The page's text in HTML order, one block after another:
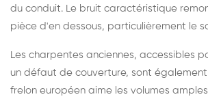
du conduit. Le bruit caractéristique
pièce d'en dessous, particulièrement le
Les charpentes anciennes, accessibles
un défaut de couverture, sont
frelon européen aime les volumes